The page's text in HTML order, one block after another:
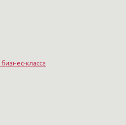
класса